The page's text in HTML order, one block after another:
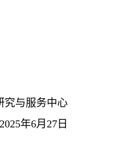
究与服务中心
2025年6月27日